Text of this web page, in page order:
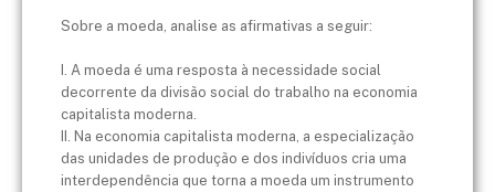
Sobre a moeda, analise as afirmativas a seguir:
I. A moeda é uma resposta à necessidade social
decorrente da divisão social do trabalho na economia
capitalista moderna.
II. Na economia capitalista moderna, a especialização
das unidades de produção e dos indivíduos cria uma
interdependência que torna a moeda um instrumento